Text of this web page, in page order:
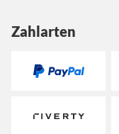
Zahlarten